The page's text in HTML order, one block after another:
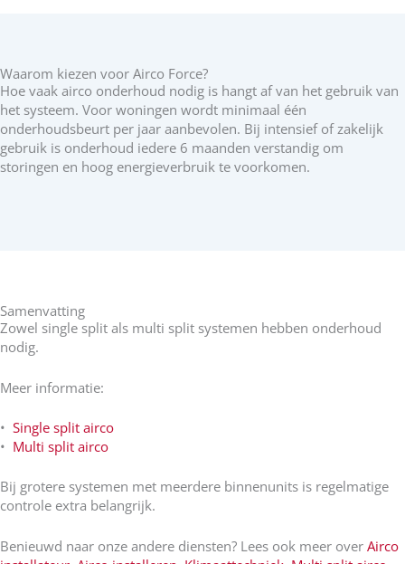
Waarom kiezen voor Airco Force?
Hoe vaak airco onderhoud nodig is hangt af van het gebruik van
het systeem. Voor woningen wordt minimaal één
onderhoudsbeurt per jaar aanbevolen. Bij intensief of zakelijk
gebruik is onderhoud iedere 6 maanden verstandig om
storingen en hoog energieverbruik te voorkomen.
Samenvatting
Zowel single split als multi split systemen hebben onderhoud
nodig.
Meer informatie:
• Single split airco
• Multi split airco
Bij grotere systemen met meerdere binnenunits is regelmatige
controle extra belangrijk.
Benieuwd naar onze andere diensten? Lees ook meer over Airco